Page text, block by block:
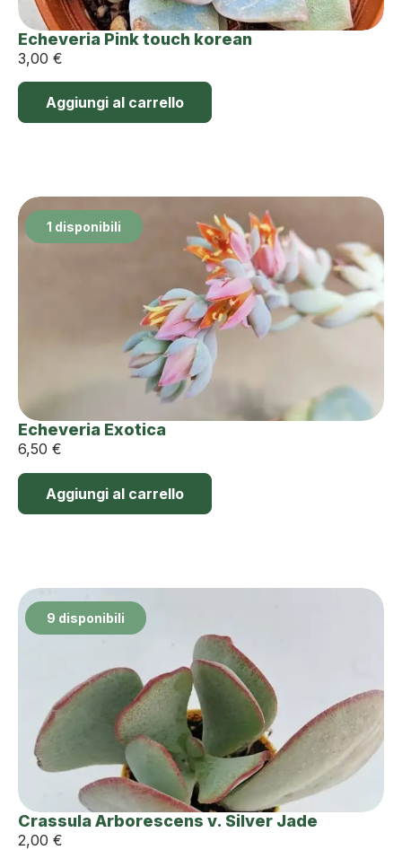
Echeveria Pink touch korean
3,00 €
Aggiungi al carrello
1 disponibili
Echeveria Exotica
6,50 €
Aggiungi al carrello
9 disponibili
Crassula Arborescens v. Silver Jade
2,00 €